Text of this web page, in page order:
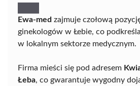
Ewa-med zajmuje czołową
ginekologów w Łebie, co
w lokalnym sektorze medycznym.
Firma mieści się pod adresem
Łeba, co gwarantuje wygodny